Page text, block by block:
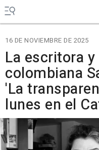
16 DE NOVIEMBRE DE 2025
La escritora
colombiana
'La
lunes en el